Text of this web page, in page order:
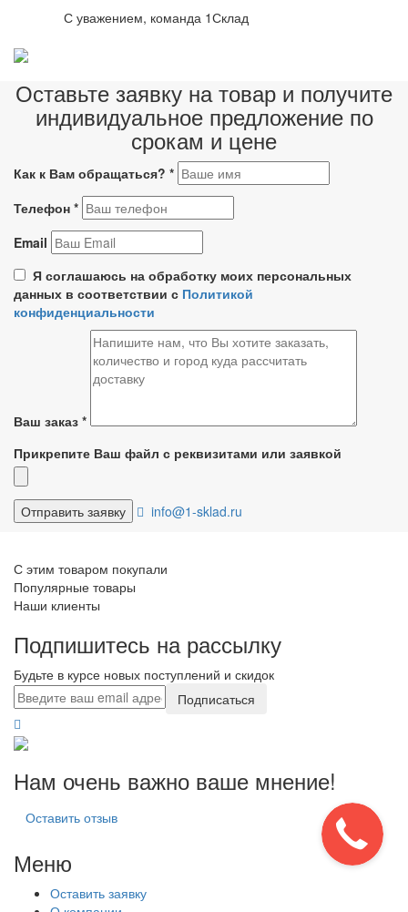
С уважением, команда 1Склад
Оставьте заявку на товар и получите
индивидуальное предложение по
срокам и цене
Как к Вам обращаться? *
Телефон *
Email
Я соглашаюсь на обработку моих персональных
данных в соответствии с Политикой
конфиденциальности
Ваш заказ *
Прикрепите Ваш файл с реквизитами или заявкой
info@1-sklad.ru
С этим товаром покупали
Популярные товары
Наши клиенты
Подпишитесь на рассылку
Будьте в курсе новых поступлений и скидок
Подписаться
Нам очень важно ваше мнение!
Оставить отзыв
Меню
Оставить заявку